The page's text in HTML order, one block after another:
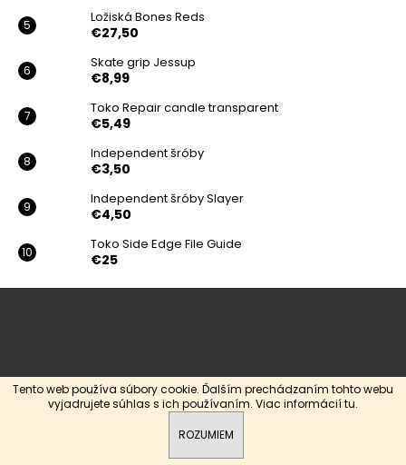
Tento web používa súbory cookie. Ďalším prechádzaním tohto webu
vyjadrujete súhlas s ich používaním. Viac informáciítu.
ROZUMIEM
Ložiská Bones Reds
€27,50
Skate grip Jessup
€8,99
Toko Repair candle transparent
€5,49
Independent šróby
€3,50
Independent šróby Slayer
€4,50
Toko Side Edge File Guide
€25
ä